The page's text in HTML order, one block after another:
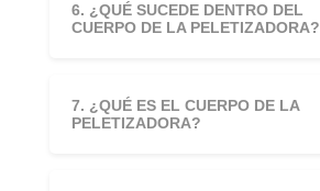
6. ¿QUÉ SUCEDE DENTRO DEL
CUERPO DE LA PELETIZADORA?
7. ¿QUÉ ES EL CUERPO DE LA
PELETIZADORA?